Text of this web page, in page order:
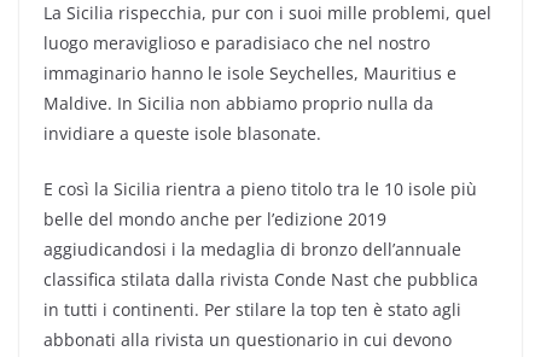
La Sicilia rispecchia, pur con i suoi mille problemi, quel
luogo meraviglioso e paradisiaco che nel nostro
immaginario hanno le isole Seychelles, Mauritius e
Maldive. In Sicilia non abbiamo proprio nulla da
invidiare a queste isole blasonate.
E così la Sicilia rientra a pieno titolo tra le 10 isole più
belle del mondo anche per l’edizione 2019
aggiudicandosi i la medaglia di bronzo dell’annuale
classifica stilata dalla rivista Conde Nast che pubblica
in tutti i continenti. Per stilare la top ten è stato agli
abbonati alla rivista un questionario in cui devono